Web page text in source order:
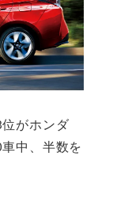
がホンダ
中、半数を